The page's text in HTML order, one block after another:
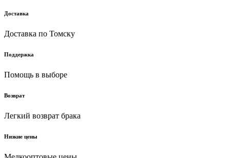
Доставка
Доставка по Томску
Поддержка
Помощь в выборе
Возврат
Легкий возврат брака
Низкие цены